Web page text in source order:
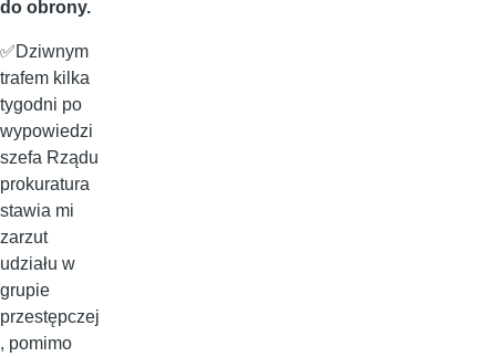
do obrony.
✅Dziwnym
trafem kilka
tygodni po
wypowiedzi
szefa Rządu
prokuratura
stawia mi
zarzut
udziału w
grupie
przestępczej
, pomimo